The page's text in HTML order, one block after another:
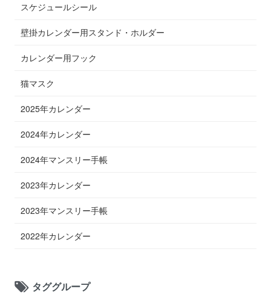
スケジュールシール
壁掛カレンダー用スタンド・ホルダー
カレンダー用フック
猫マスク
2025年カレンダー
2024年カレンダー
2024年マンスリー手帳
2023年カレンダー
2023年マンスリー手帳
2022年カレンダー
タググループ